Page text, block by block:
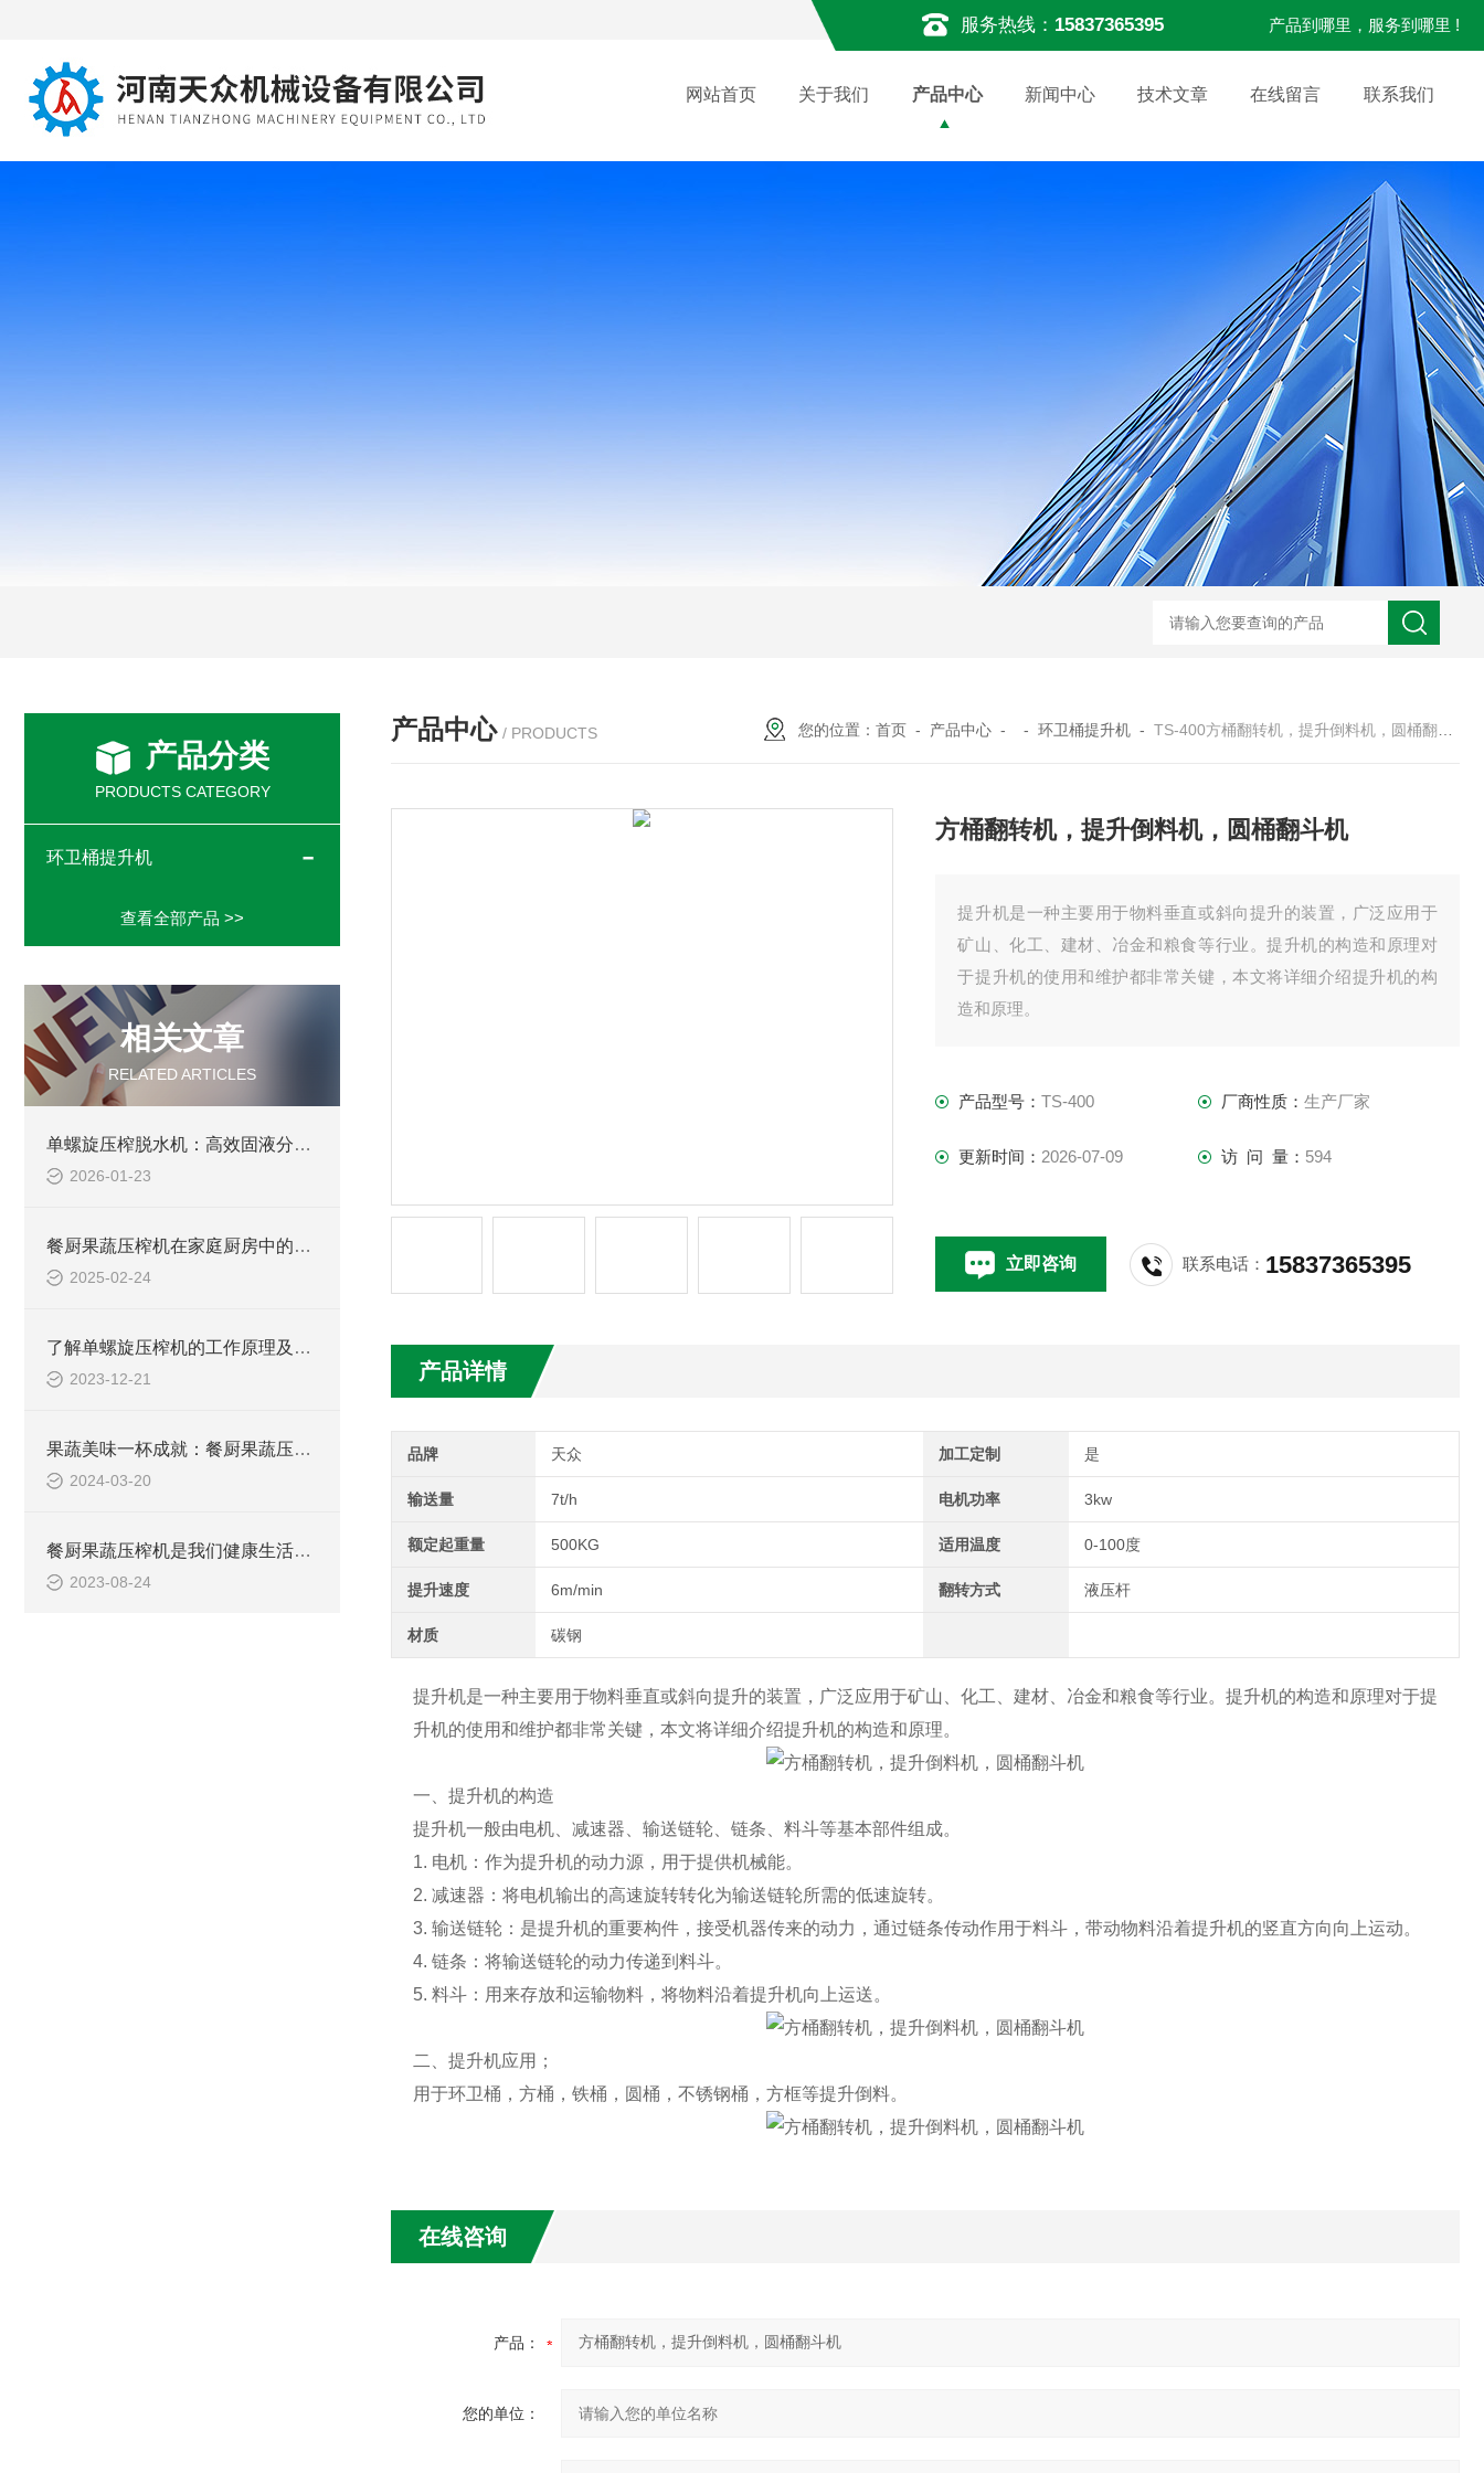
服务热线： 15837365395 产品到哪里，服务到哪里 !
网站首页 关于我们 产品中心 新闻中心 技术文章 在线留言 联系我们
产品中心 / PRODUCTS 您的位置：首页 - 产品中心 - -环卫桶提升机 -TS-400方桶翻转机，提升倒料机，圆桶翻斗机
方桶翻转机，提升倒料机，圆桶翻斗机
提升机是一种主要用于物料垂直或斜向提升的装置，广泛应用于
矿山、化工、建材、冶金和粮食等行业。提升机的构造和原理对
于提升机的使用和维护都非常关键，本文将详细介绍提升机的构
造和原理。
产品型号：TS-400 厂商性质： 生产厂家
更新时间： 2026-07-09 访 问 量： 594
立即咨询 联系电话： 15837365395
产品详情
品牌 天众 加工定制 是
输送量 7t/h 电机功率 3kw
额定起重量 500KG 适用温度 0-100度
提升速度 6m/min 翻转方式 液压杆
材质 碳钢
提升机是一种主要用于物料垂直或斜向提升的装置，广泛应用于矿山、化工、建材、冶金和粮食等行业。提升机的构造和原理对于提
升机的使用和维护都非常关键，本文将详细介绍提升机的构造和原理。
一、提升机的构造
提升机一般由电机、减速器、输送链轮、链条、料斗等基本部件组成。
1. 电机：作为提升机的动力源，用于提供机械能。
2. 减速器：将电机输出的高速旋转转化为输送链轮所需的低速旋转。
3. 输送链轮：是提升机的重要构件，接受机器传来的动力，通过链条传动作用于料斗，带动物料沿着提升机的竖直方向向上运动。
4. 链条：将输送链轮的动力传递到料斗。
5. 料斗：用来存放和运输物料，将物料沿着提升机向上运送。
二、提升机应用；
用于环卫桶，方桶，铁桶，圆桶，不锈钢桶，方框等提升倒料。
在线咨询
产品：
您的单位：
产品分类
PRODUCTS CATEGORY
环卫桶提升机
查看全部产品 >>
相关文章
RELATED ARTICLES
单螺旋压榨脱水机：高效固液分离的设备
2026-01-23
餐厨果蔬压榨机在家庭厨房中的应用与便利性分析
2025-02-24
了解单螺旋压榨机的工作原理及其优势
2023-12-21
果蔬美味一杯成就：餐厨果蔬压榨机的魅力探索
2024-03-20
餐厨果蔬压榨机是我们健康生活的得力帮手
2023-08-24